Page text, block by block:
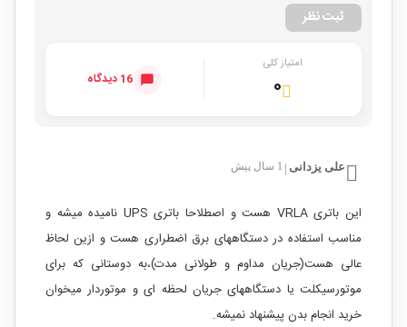
ثبت نظر
امتیاز کلی
۰ 16 دیدگاه
علی یزدانی 1 سال پیش
این باتری VRLA هست و اصطلاحا باتری UPS نامیده میشه و
مناسب استفاده در دستگاههای برق اضطراری هست و ازین لحاظ
عالی هست(جریان مداوم و طولانی مدت)،به دوستانی که برای
موتورسیکلت یا دستگاههای جریان لحظه ای و موتوردار میخوان
خرید انجام بدن پیشنهاد نمیشه.